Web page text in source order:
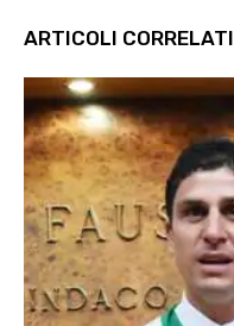
ARTICOLI CORRELATI